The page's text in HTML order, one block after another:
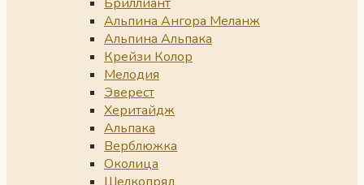
Альпина Ангора Меланж
Альпина Альпака
Крейзи Колор
Мелодия
Эверест
Херитайдж
Альпака
Верблюжка
Околица